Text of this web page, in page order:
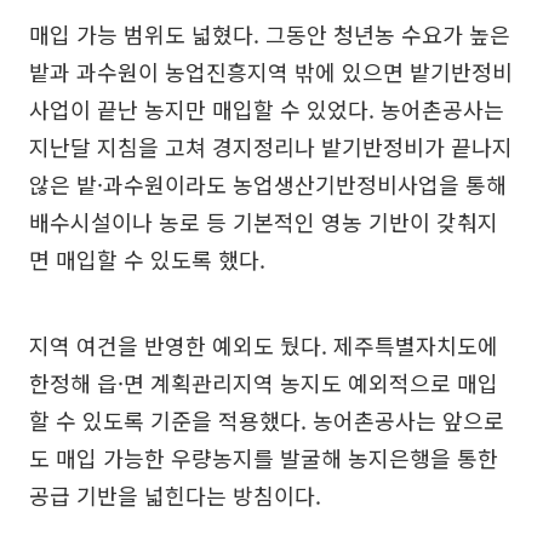
매입 가능 범위도 넓혔다. 그동안 청년농 수요가 높은
밭과 과수원이 농업진흥지역 밖에 있으면 밭기반정비
사업이 끝난 농지만 매입할 수 있었다. 농어촌공사는
지난달 지침을 고쳐 경지정리나 밭기반정비가 끝나지
않은 밭·과수원이라도 농업생산기반정비사업을 통해
배수시설이나 농로 등 기본적인 영농 기반이 갖춰지
면 매입할 수 있도록 했다.
지역 여건을 반영한 예외도 뒀다. 제주특별자치도에
한정해 읍·면 계획관리지역 농지도 예외적으로 매입
할 수 있도록 기준을 적용했다. 농어촌공사는 앞으로
도 매입 가능한 우량농지를 발굴해 농지은행을 통한
공급 기반을 넓힌다는 방침이다.